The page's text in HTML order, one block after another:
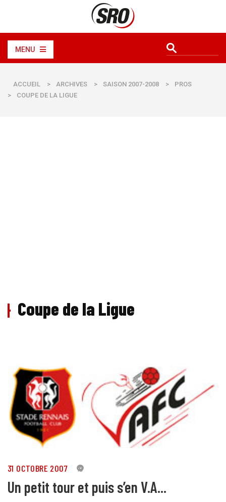
MENU
ACCUEIL > ARCHIVES > SAISON 2007-2008 >
PROS
>
COUPE DE LA LIGUE
Coupe de la Ligue
31 OCTOBRE 2007 0
Un petit tour et puis s’en V.A...